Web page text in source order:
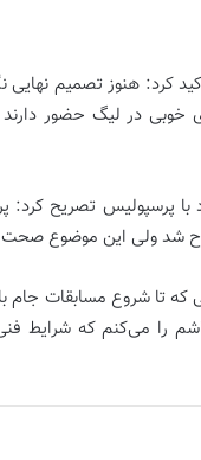
کرد: هنوز تصمیم
در لیگ حضور دارند
با پرسپولیس تصریح کرد:
شد ولی این موضوع صحت
که تا شروع مسابقات جام
را می‌کنم که شرایط